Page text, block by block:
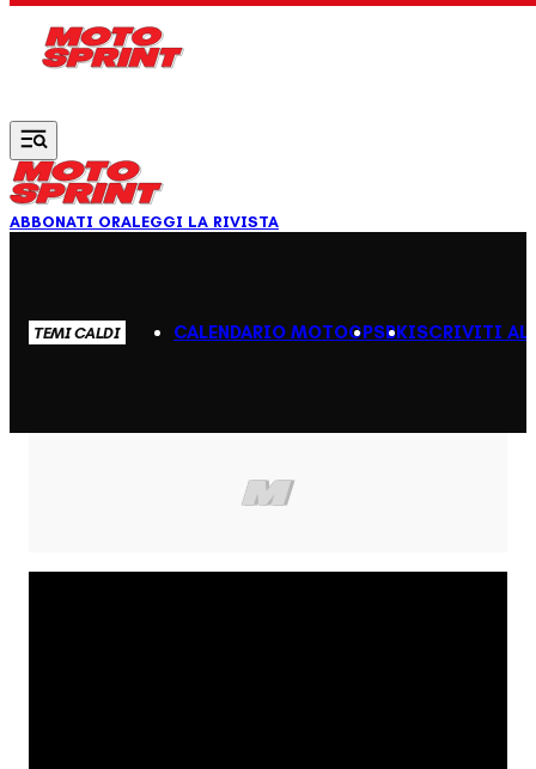
ABBONATI ORALEGGI LA RIVISTA
TEMI CALDI CALENDARIO MOTOGPSBKISCRIVITI AL